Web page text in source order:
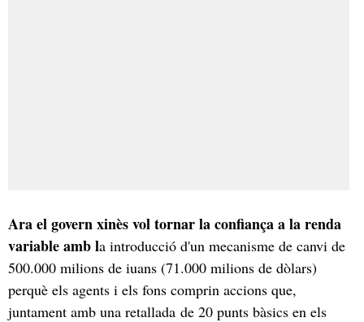
Ara el govern xinès vol tornar la confiança a la renda
variable amb la introducció d'un mecanisme de canvi de
500.000 milions de iuans (71.000 milions de dòlars)
perquè els agents i els fons comprin accions que,
juntament amb una retallada de 20 punts bàsics en els